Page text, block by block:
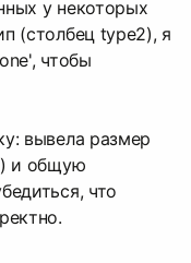
у некоторых
(столбец type2), я
чтобы
вывела размер
и общую
что